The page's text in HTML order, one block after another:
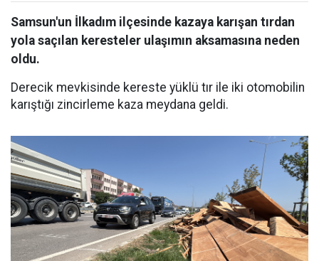
Samsun'un İlkadım ilçesinde kazaya karışan tırdan
yola saçılan keresteler ulaşımın aksamasına neden
oldu.
Derecik mevkisinde kereste yüklü tır ile iki otomobilin
karıştığı zincirleme kaza meydana geldi.